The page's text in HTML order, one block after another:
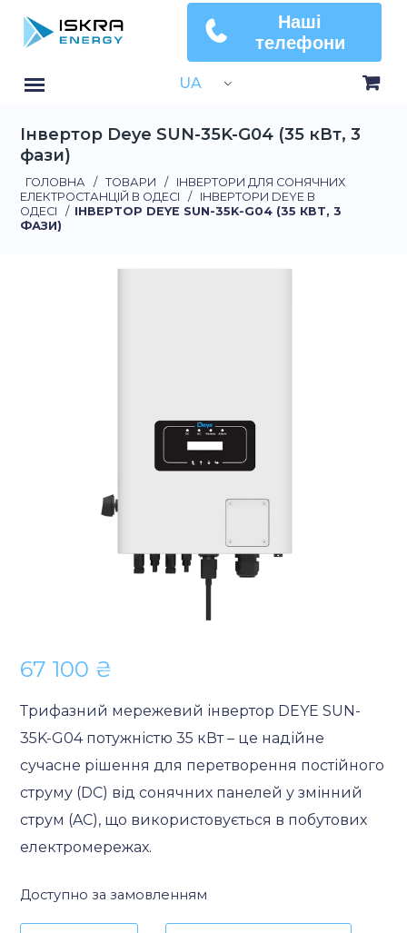
Наші
телефони
UA
Інвертор Deye SUN-35K-G04 (35 кВт, 3
фази)
ГОЛОВНА / ТОВАРИ /
ІНВЕРТОРИ ДЛЯ СОНЯЧНИХ
ЕЛЕКТРОСТАНЦІЙ В ОДЕСІ
/
ІНВЕРТОРИ DEYE В
ОДЕСІ
/ ІНВЕРТОР DEYE SUN-35K-G04 (35 КВТ, 3
ФАЗИ)
67 100 ₴
Трифазний мережевий інвертор DEYE SUN-
35K-G04 потужністю 35 кВт – це надійне
сучасне рішення для перетворення постійного
струму (DC) від сонячних панелей у змінний
струм (AC), що використовується в побутових
електромережах.
Доступно за замовленням